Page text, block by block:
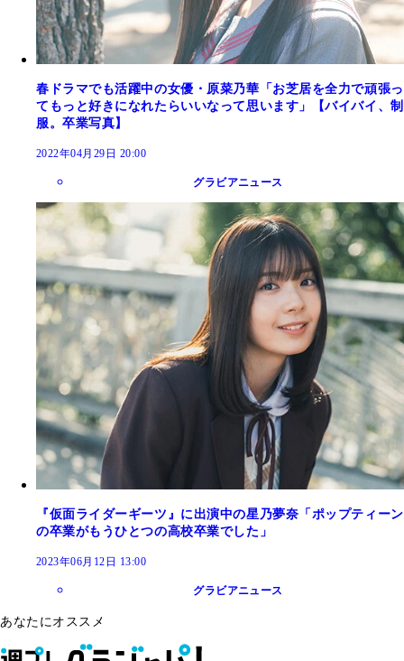
春ドラマでも活躍中の女優・原菜乃華「お芝居を全力で頑張っ
てもっと好きになれたらいいなって思います」【バイバイ、制
服。卒業写真】
2022年04月29日 20:00
グラビアニュース
『仮面ライダーギーツ』に出演中の星乃夢奈「ポップティーン
の卒業がもうひとつの高校卒業でした」
2023年06月12日 13:00
グラビアニュース
あなたにオススメ